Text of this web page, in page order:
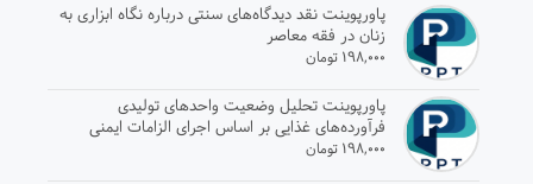
پاورپوینت نقد دیدگاه‌های سنتی درباره نگاه ابزاری به
زنان در فقه معاصر
۱۹۸,۰۰۰ تومان
پاورپوینت تحلیل وضعیت واحدهای تولیدی
فرآورده‌های غذایی بر اساس اجرای الزامات ایمنی
خوراکی
۱۹۸,۰۰۰ تومان